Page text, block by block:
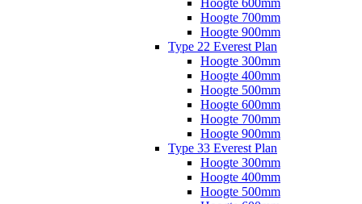
Hoogte 600mm
Hoogte 700mm
Hoogte 900mm
Type 22 Everest Plan
Hoogte 300mm
Hoogte 400mm
Hoogte 500mm
Hoogte 600mm
Hoogte 700mm
Hoogte 900mm
Type 33 Everest Plan
Hoogte 300mm
Hoogte 400mm
Hoogte 500mm